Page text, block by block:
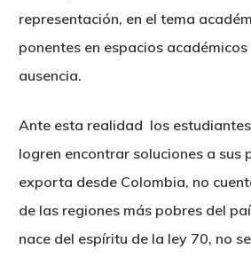
representación, en el tema
ponentes en espacios
ausencia.
Ante esta realidad los
logren encontrar soluciones a sus
exporta desde Colombia, no
de las regiones más pobres del
nace del espíritu de la ley 70, no